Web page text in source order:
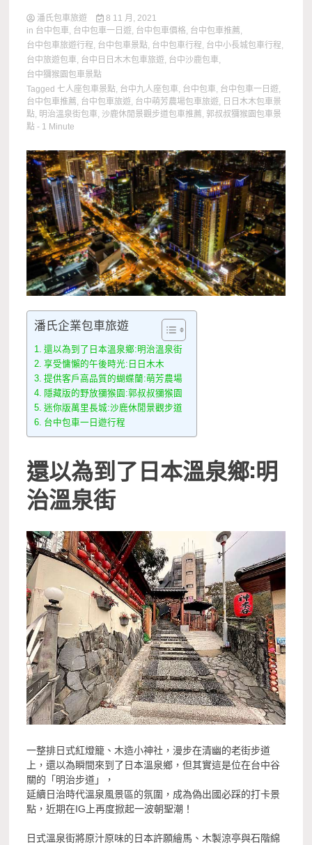
潘氏包車旅遊
8 11 月, 2021
in 台中包車, 台中包車一日遊, 台中包車價格, 台中包車推薦,
台中包車旅遊行程, 台中包車景點, 台中包車行程, 台中小長城包車行程,
台中旅遊包車, 台中日日木木包車旅遊, 台中沙鹿包車,
台中獼猴園包車景點
Tagged七人座包車景點, 台中九人座包車, 台中包車, 台中包車一日遊,
台中包車推薦, 台中包車旅遊, 台中萌芳農場包車旅遊, 日日木木包車景
點, 明治溫泉街包車, 沙鹿休閒景觀步道包車推薦,郭叔叔獼猴園包車景
點 - 1 Minute
潘氏企業包車旅遊
還以為到了日本溫泉鄉:明治溫泉街
享受慵懶的午後時光:日日木木
提供客戶高品質的蝴蝶蘭:萌芳農場
隱藏版的野放獼猴園:郭叔叔獼猴園
迷你版萬里長城:沙鹿休閒景觀步道
台中包車一日遊行程
還以為到了日本溫泉鄉:明
治溫泉街
一整排日式紅燈籠、木造小神社，漫步在清幽的老街步道
上，還以為瞬間來到了日本溫泉鄉，但其實這是位在台中谷
關的「明治步道」，
延續日治時代溫泉風景區的氛圍，成為偽出國必踩的打卡景
點，近期在IG上再度掀起一波朝聖潮！
日式溫泉街將原汁原味的日本許願繪馬、木製涼亭與石階綿